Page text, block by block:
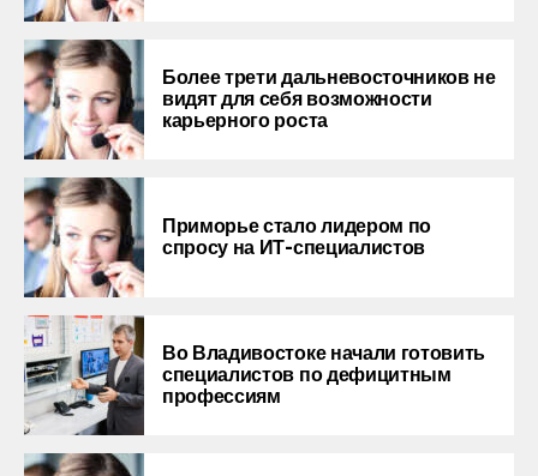
Более трети дальневосточников не
видят для себя возможности
карьерного роста
Приморье стало лидером по
спросу на ИТ-специалистов
Во Владивостоке начали готовить
специалистов по дефицитным
профессиям